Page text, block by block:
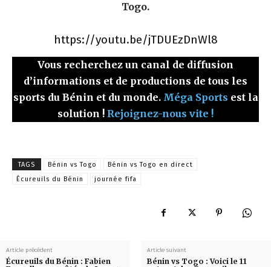
Togo.
https://youtu.be/jTDUEzDnWl8
Vous recherchez un canal de diffusion
d’informations et de productions de tous les
sports du Bénin et du monde. Méga Sports est la
solution ! Rejoignez-nous vite !
TAGS Bénin vs Togo
Bénin vs Togo en direct
Écureuils du Bénin
journée fifa
Article précédent
Écureuils du Bénin : Fabien
Article suivant
Bénin vs Togo : Voici le 11